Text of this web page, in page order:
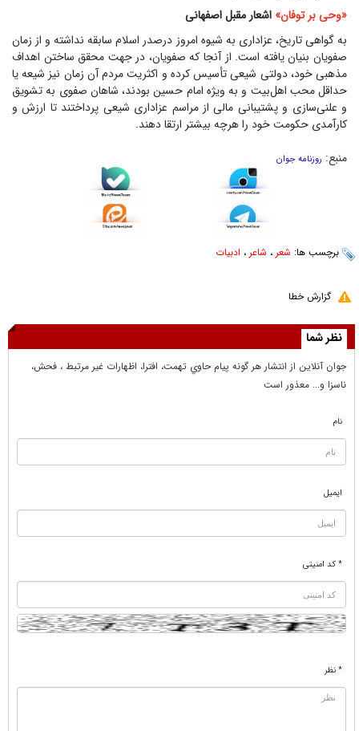
«وحی بر توفان» اشعار مقبل اصفهانی
به گواهی تاریخ، عزاداری به شیوه امروز درصدر اسلام سابقه نداشته و از زمان
صفویان بنیان یافته است. از آنجا که صفویان، در جهت محقق ساختن اهداف
مذهبی خود، دولتی شیعی تأسیس کرده و اکثریت مردم آن زمان نیز شیعه یا
حداقل محب اهل‌بیت و به ویژه امام حسین بودند، شاهان صفوی به تشویق
و علنی‌سازی و پشتیبانی مالی از مراسم عزاداری شیعی پرداختند تا ارزش و
کارآمدی حکومت خود را هرچه بیشتر ارتقا دهند.
منبع: روزنامه جوان
برچسب ها: شعر ، شاعر ، ادبیات
گزارش خطا
نظر شما
جوان آنلاين از انتشار هر گونه پيام حاوي تهمت، افترا، اظهارات غير مرتبط ، فحش،
ناسزا و... معذور است
نام
ایمیل
* کد امنیتی
* نظر